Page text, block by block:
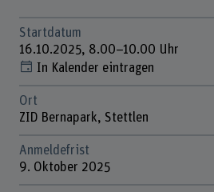
Startdatum
16.10.2025, 8.00–10.00 Uhr
In Kalender eintragen
Ort
ZID Bernapark, Stettlen
Anmeldefrist
9. Oktober 2025